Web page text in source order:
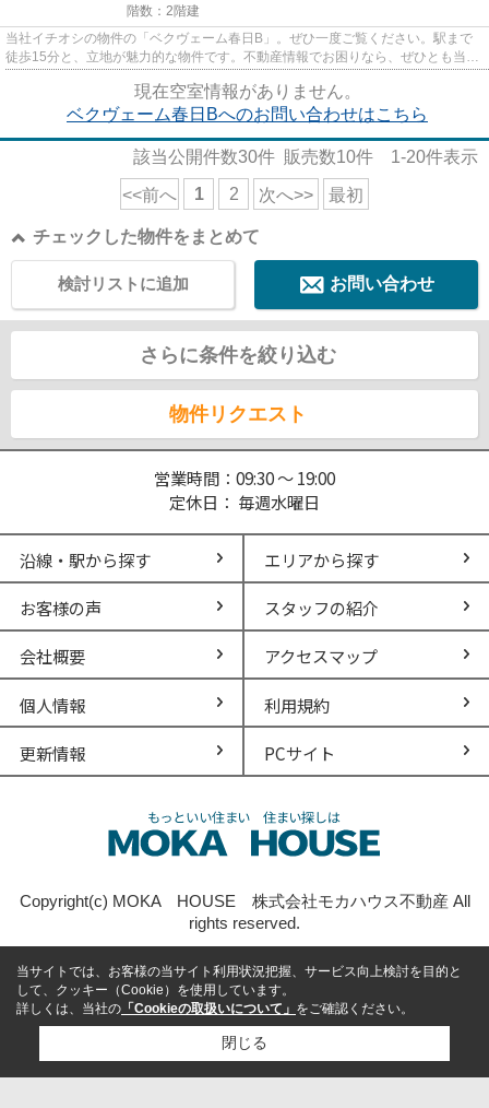
階数：2階建
当社イチオシの物件の「ベクヴェーム春日B」。ぜひ一度ご覧ください。駅まで
徒歩15分と、立地が魅力的な物件です。不動産情報でお困りなら、ぜひとも当社
にお問い合わせください。数多...
現在空室情報がありません。
ベクヴェーム春日Bへのお問い合わせはこちら
該当公開件数30件 販売数10件 1-20件表示
<<前へ 1 2 次へ>> 最初
チェックした物件をまとめて
お問い合わせ
検討リストに追加
さらに条件を絞り込む
物件リクエスト
営業時間：09:30 ～ 19:00
定休日： 毎週水曜日
沿線・駅から探す エリアから探す
お客様の声 スタッフの紹介
会社概要 アクセスマップ
個人情報 利用規約
更新情報 PCサイト
Copyright(c) MOKA HOUSE 株式会社モカハウス不動産 All
rights reserved.
当サイトでは、お客様の当サイト利用状況把握、サービス向上検討を目的と
して、クッキー（Cookie）を使用しています。
詳しくは、当社の 「Cookieの取扱いについて」 をご確認ください。
閉じる